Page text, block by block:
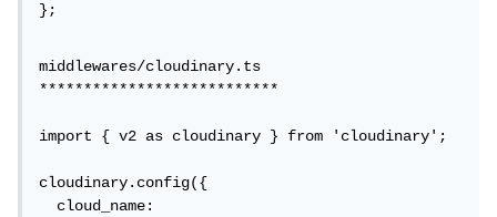
};
middlewares/cloudinary.ts
***************************
import { v2 as cloudinary } from 'cloudinary';
cloudinary.config({
  cloud_name: